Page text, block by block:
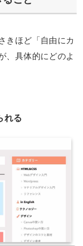
きほど「自由にカ
、具体的にどのよ
れる